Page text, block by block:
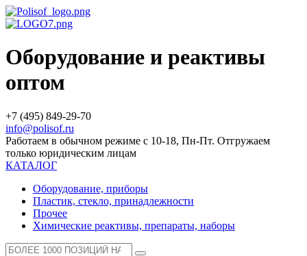
Оборудование и реактивы
оптом
+7 (495) 849-29-70
info@polisof.ru
Работаем в обычном режиме с 10-18, Пн-Пт. Отгружаем
только юридическим лицам
КАТАЛОГ
Оборудование, приборы
Пластик, стекло, принадлежности
Прочее
Химические реактивы, препараты, наборы